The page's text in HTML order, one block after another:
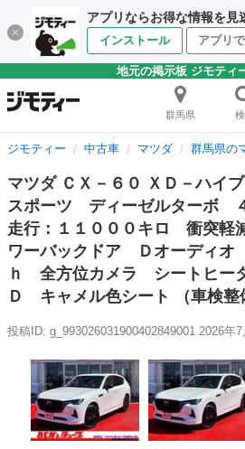
アプリならお得な情報を見
インストール アプリ
地元の掲示板 ジモティ
群馬県
ジモティー 中古車 マツダ 群馬県の
マツダ ＣＸ－６０ ＸＤ－ハイ
スポーツ ディーゼルターボ
走行：１１０００キロ 衝突
ワーバックドア Ｄオーディオ
ｈ 全方位カメラ シートヒ
Ｄ キャメル色シート （車検整
投稿ID: g_993026031900402849001 2026年